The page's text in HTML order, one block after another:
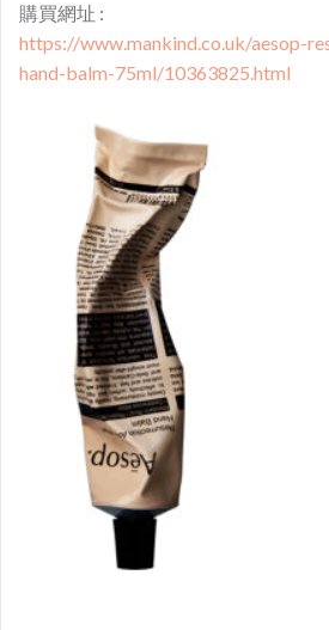
購買網址 :
https://www.mankind.co.uk/aesop-
hand-balm-75ml/10363825.html